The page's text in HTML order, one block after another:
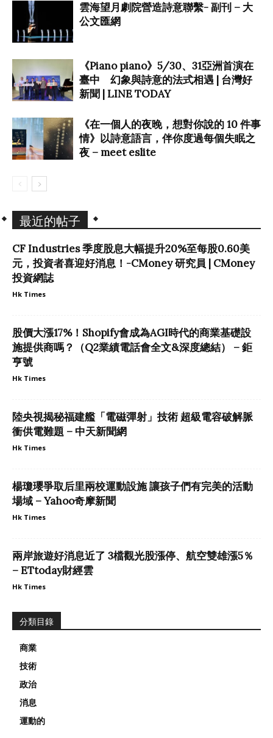
雲海望月劇院營造詩意聯繫- 副刊 – 大
公文匯網
《Piano piano》5/30、31亞洲首演在
臺中 幻象與詩意的法式相遇 | 台灣好
新聞 | LINE TODAY
《在一個人的夜晚，想對你說的 10 件事
情》以詩意語言，伴你度過每個失眠之
夜 – meet eslite
最近的帖子
CF Industries 季度股息大幅提升20%至每股0.60美
元，投資者喜迎好消息！-CMoney 研究員 | CMoney
投資網誌
Hk Times
股價大漲17%！Shopify會成為AGI時代的商業基礎設
施提供商嗎？（Q2業績電話會全文&深度總結） – 鉅
亨號
Hk Times
陸央視揭秘福建艦「電磁彈射」技術 超級電容破解脈
衝供電難題 – 中天新聞網
Hk Times
楊瓊瓔爭取后里兩校運動設施 讓孩子們有完美的活動
場域 – Yahoo奇摩新聞
Hk Times
兩岸旅遊好消息近了 3檔觀光股漲停、航空雙雄漲5％
– ETtoday財經雲
Hk Times
分類目錄
商業
技術
政治
消息
運動的